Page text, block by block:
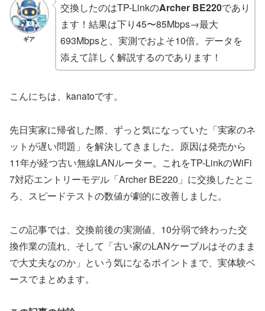
ギア
交換したのはTP-LinkのArcher BE220であり
ます！結果は下り45〜85Mbps→最大
693Mbpsと、実測でおよそ10倍。データを
添えて詳しく解説するのであります！
こんにちは、kanatoです。
先日実家に帰省した際、ずっと気になっていた「実家のネ
ットが遅い問題」を解決してきました。原因は発売から
11年が経つ古い無線LANルーター。これをTP-LinkのWiFi
7対応エントリーモデル「Archer BE220」に交換したとこ
ろ、スピードテストの数値が劇的に改善しました。
この記事では、交換前後の実測値、10分弱で終わった交
換作業の流れ、そして「古い家のLANケーブルはそのまま
で大丈夫なのか」という気になるポイントまで、実体験ベ
ースでまとめます。